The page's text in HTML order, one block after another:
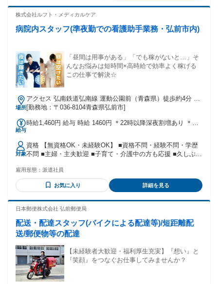
務開始後のアフターフォローも万全です。 【入社日・期間】
* 入社日相談可能です。 * 入社以降、2ヶ月ごとの更新制 【勤
務時間】 2交替制（実働8.25時間／休憩80分） ① 8:15～
17:50 ② 20:15～翌5:50 （入社当初の1～2週間程度の期間
フト制 （4勤2休） ①①①①休休②②②②休休 の繰り返しで
す。 ※他会社カレンダーによる 【面接】面接は下記当社弘前
オフィスで実施いたします。 （当社弘前オフィス／青森県弘
前市大町1丁目6-3） 給与: 時給1,550円～1,938円（交通費別途
支給） 月収35万円以上も可能（例：20日勤務+残業40h+深夜
56.66h+交通費）
株式会社ルフト・メディカルケア
病院内スタッフ(準夜勤での看護助手業務・弘前市内)
「昼間は用事がある」「でも稼がないと…」そ
んなお悩みは短時間×高時給で効率よく稼げる
この仕事で解決☆
場所
アクセス 弘南鉄道弘南線 運動公園前（青森県）徒歩約4分 運
動公園前駅より徒歩4分 ★車通勤OK(指定駐車場あり)
[勤務地：〒036-8104青森県弘前市]
給与
時給1,460円 給与 時給 1460円 ＊22時以降深夜割増あり ＊給
OK(指定駐車場あり)
対象
資格 【無資格OK・未経験OK】 ■資格不問・経験不問・学歴
不問 ■主婦・主夫歓迎 ■子育て・介護中の方も応援 ■久しぶり
所属する半数以上の方が無資格・未経験からスタートしてい
ます！ 「仕事に10年以上ブランクがある」 「育児/親の介護
と両立させたい」 そんな方を応援します◎ ＼長期安定で働け
心！ 収入も安定できますよ◎年を重ねても長く活躍していた
条件と理由：※18歳以上の方(22時以降の深夜勤務を含むため)
雇用形態： 派遣社員
お気に入り 詳細を見る
日本郵便株式会社 弘前郵便局
配送・配達スタッフ(バイクによる配達等)/短距離配
送/郵便物等の配達
【未経験者大歓迎・福利厚生充実】『想い』と
『笑顔』をつなぐお仕事してみませんか？